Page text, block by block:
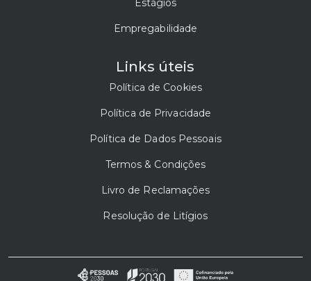
Estágios
Empregabilidade
Links úteis
Política de Cookies
Política de Privacidade
Política de Dados Pessoais
Termos & Condições
Livro de Reclamações
Resolução de Litígios